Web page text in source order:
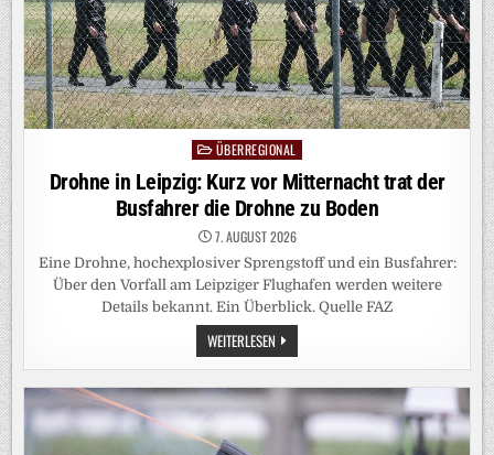
PostedÜBERREGIONAL
Drohne in Leipzig: Kurz vor Mitternacht trat der
Busfahrer die Drohne zu Boden
7. AUGUST 2026
Eine Drohne, hochexplosiver Sprengstoff und ein Busfahrer:
Über den Vorfall am Leipziger Flughafen werden weitere
Details bekannt. Ein Überblick. Quelle FAZ
WEITERLESEN DROHNE
IN
LEIPZIG:
VOR
MITTERNACHT
TRAT